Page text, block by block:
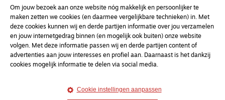
en gesprek voor christenen onderweg, in het bijzonder
voor de Nederlandse Gereformeerde Kerken.
MagazineOnderweg
Kvk-nummer 33277063
NL46 INGB 0117 5827 86
info@onderwegonline.nl
Om jouw bezoek aan onze website nóg makkelijk en persoonlijker te
maken zetten we cookies (en daarmee vergelijkbare technieken) in. Met
deze cookies kunnen wij en derde partijen informatie over jou verzamelen
en jouw internetgedrag binnen (en mogelijk ook buiten) onze website
volgen. Met deze informatie passen wij en derde partijen content of
advertenties aan jouw interesses en profiel aan. Daarnaast is het dankzij
cookies mogelijk informatie te delen via social media.
Cookie instellingen aanpassen